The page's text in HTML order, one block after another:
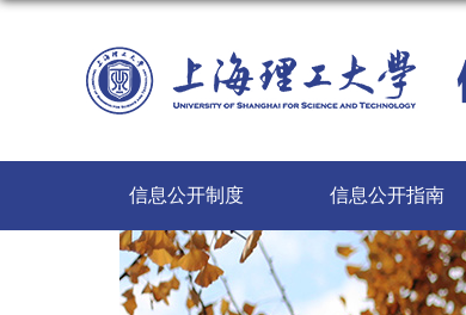
信息公开制度 信息公开指南